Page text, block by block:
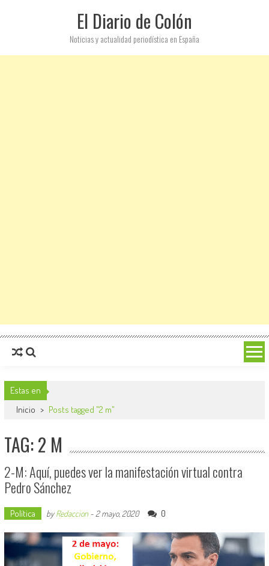
El Diario de Colón
Noticias y actualidad periodística en España
Estas en
Inicio > Posts tagged "2 m"
TAG: 2 M
2-M: Aquí, puedes ver la manifestación virtual contra
Pedro Sánchez
Política byRedaccion- 2 mayo, 2020 0